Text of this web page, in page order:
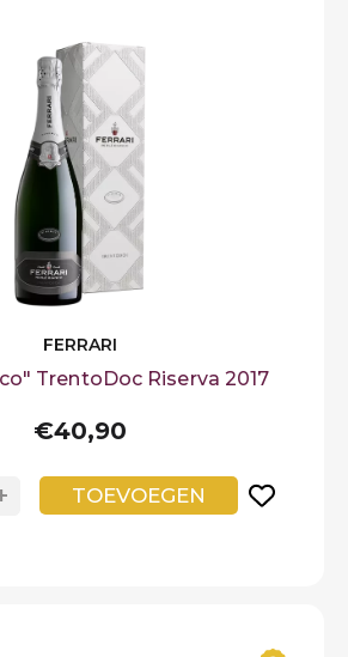
FERRARI
TrentoDoc Riserva 2017
€40,90
TOEVOEGEN